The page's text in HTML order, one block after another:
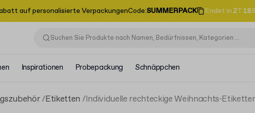
auf personalisierte VerpackungenCode:SUMMERPACK Endet in 2T18
Inspirationen Probepackung Schnäppchen
Etiketten Individuelle rechteckige Weihnachts-